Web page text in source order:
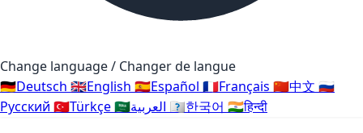
Change language / Changer de langue
🇩🇪Deutsch 🇬🇧English 🇪🇸Español 🇫🇷Français 🇨🇳中文 🇷🇺
Русский 🇹🇷Türkçe🇸🇦 🇰🇷한국어 🇮🇳हिन्दी